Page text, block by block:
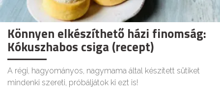
Könnyen elkészíthető házi finomság:
Kókuszhabos csiga (recept)
A régi, hagyományos, nagymama által készített sütiket
mindenki szereti, próbáljátok ki ezt is!